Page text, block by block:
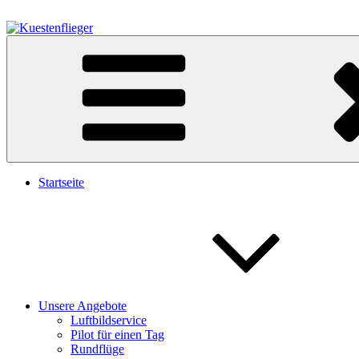
Inhalt
springen
Fliegen Sie entlang der Weser und Oldenburg City – Jetzt Buchen
Startseite
Unsere Angebote
Luftbildservice
Pilot für einen Tag
Rundflüge